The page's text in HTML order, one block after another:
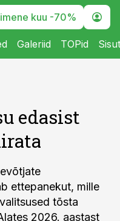
kuu -70%
Galeriid TOPid
edasist
ettepanekut, mille
tõsta
2026. aastast